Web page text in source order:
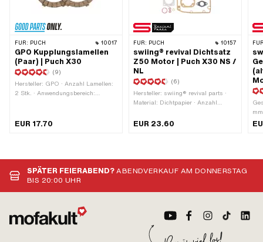
FÜR: PUCH 10017
GPO Kupplungslamellen
(Paar) | Puch X30
(9)
Hersteller: GPO · Anzahl Lamellen:
2 Stk. · Anwendungsbereich:
EUR 17.70
FÜR: PUCH 10157
swiing® revival Dichtsatz
Z50 Motor | Puch X30 NS /
NL
(6)
Hersteller: swiing® revival parts ·
Material: Dichtpapier · Anzahl
innen: 22 mm · Lochabstand
42 mm
EUR 23.60
SPÄTER FEIERABEND?ABENDVERKAUF AM DONNERSTAG
BIS 20:00 UHR